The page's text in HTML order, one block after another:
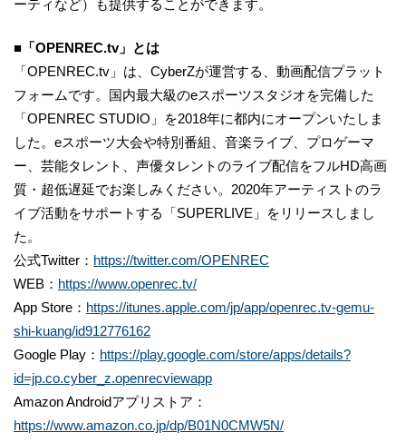
ーティなど）も提供することができます。
■「OPENREC.tv」とは
「OPENREC.tv」は、CyberZが運営する、動画配信プラット
フォームです。国内最大級のeスポーツスタジオを完備した
「OPENREC STUDIO」を2018年に都内にオープンいたしま
した。eスポーツ大会や特別番組、音楽ライブ、プロゲーマ
ー、芸能タレント、声優タレントのライブ配信をフルHD高画
質・超低遅延でお楽しみください。2020年アーティストのラ
イブ活動をサポートする「SUPERLIVE」をリリースしまし
た。
公式Twitter： https://twitter.com/OPENREC
WEB： https://www.openrec.tv/
App Store： https://itunes.apple.com/jp/app/openrec.tv-gemu-
shi-kuang/id912776162
Google Play： https://play.google.com/store/apps/details?
id=jp.co.cyber_z.openrecviewapp
Amazon Androidアプリストア：
https://www.amazon.co.jp/dp/B01N0CMW5N/